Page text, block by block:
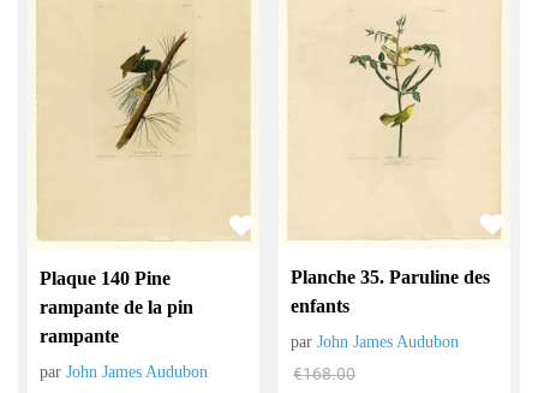
Plaque 140 Pine
rampante de la pin
rampante
parJohn James Audubon
Planche 35. Paruline des
enfants
parJohn James Audubon
€168.00